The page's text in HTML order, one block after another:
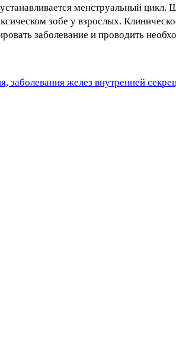
менструальный цикл.
зобе у взрослых.
заболевание и проводить
заболевания желез внутренней